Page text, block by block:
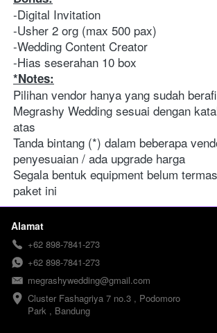
-Digital Invitation
-Usher 2 org (max 500 pax)
-Wedding Content Creator
-Hias seserahan 10 box
*Notes:
Pilihan vendor hanya yang sudah
Megrashy Wedding sesuai dengan
atas
Tanda bintang (*) dalam beberapa
penyesuaian / ada upgrade harga
Segala bentuk equipment belum
paket ini
Alamat
+62 898-7841-273
+62 898-7841-273
megrashywedding@gmail.com
Cluster Fashagriya 7 no.3 , Podomoro
Park , Bandung